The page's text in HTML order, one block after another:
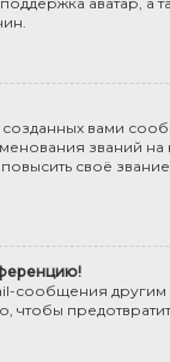
вами
званий
своё
сообщения
чтобы